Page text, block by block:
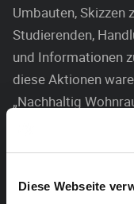
Diese Webseite
Umbauten, Skizzen
Studierenden,
und Informationen
diese Aktionen
„Nachhaltig
11.10.
Ostbelgien“
Bewerber